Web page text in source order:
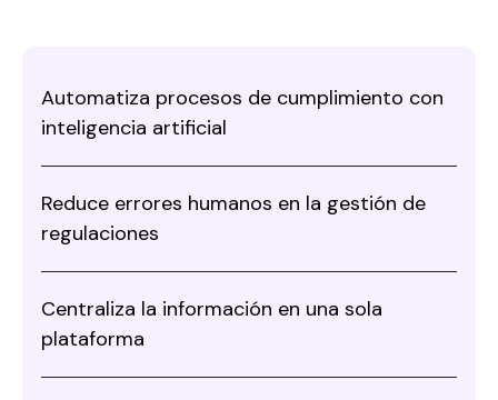
Automatiza procesos de cumplimiento con
inteligencia artificial
Reduce errores humanos en la gestión de
regulaciones
Centraliza la información en una sola
plataforma